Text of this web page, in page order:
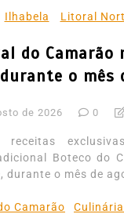
Ilhabela Litoral
do Camarão
o mês
de 2026 0
receitas
Boteco do
durante o mês de
Camarão